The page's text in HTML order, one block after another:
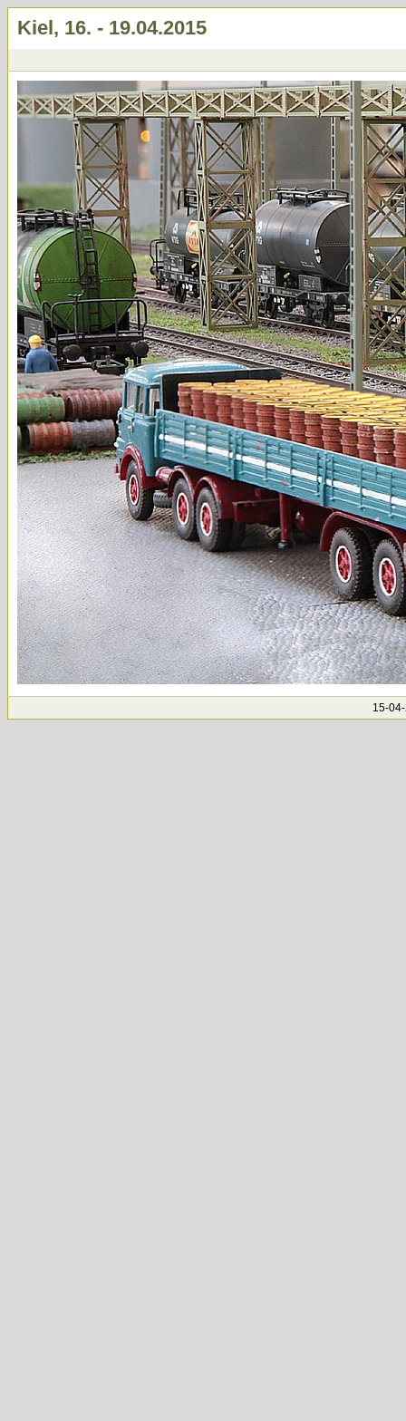
Kiel, 16. - 19.04.2015
15-